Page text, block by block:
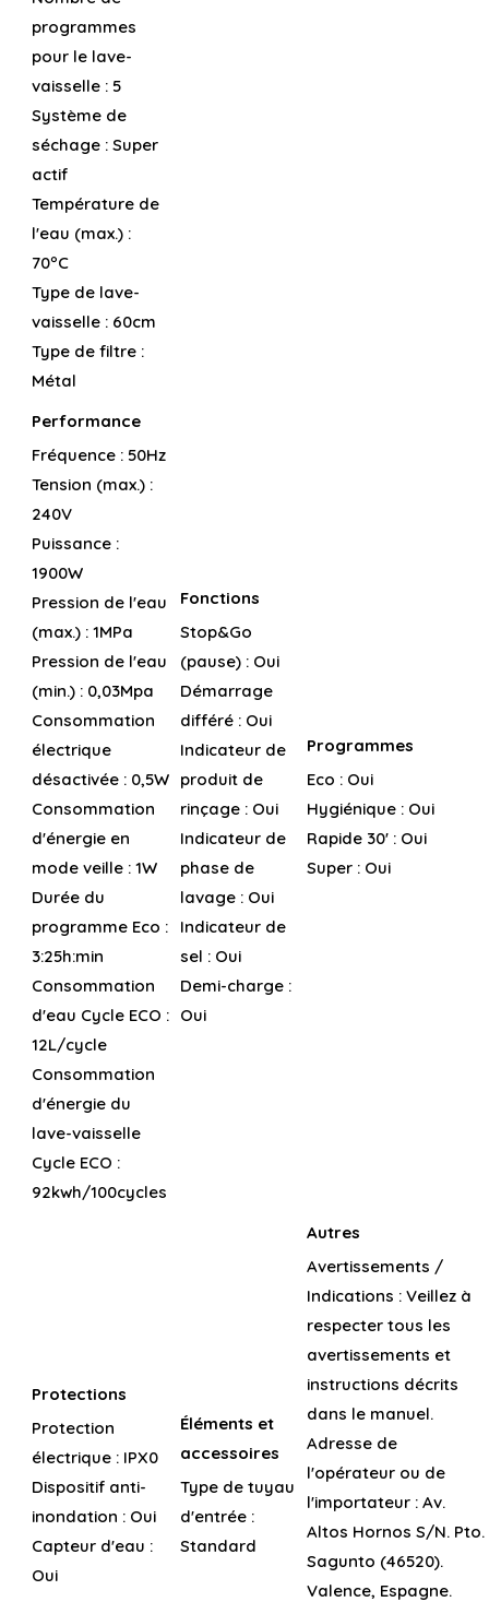
programmes
pour le lave-
vaisselle : 5
Système de
séchage : Super
actif
Température de
l'eau (max.) :
70ºC
Type de lave-
vaisselle : 60cm
Type de filtre :
Métal
Performance
Fréquence : 50Hz
Tension (max.) :
240V
Puissance :
1900W
Pression de l'eau
(max.) : 1MPa
Pression de l'eau
(min.) : 0,03Mpa
Consommation
électrique
désactivée : 0,5W
Consommation
d'énergie en
mode veille : 1W
Durée du
programme Eco :
3:25h:min
Consommation
d'eau Cycle ECO :
12L/cycle
Consommation
d'énergie du
lave-vaisselle
Cycle ECO :
92kwh/100cycles
Fonctions
Stop&Go
(pause) : Oui
Démarrage
différé : Oui
Indicateur de
produit de
rinçage : Oui
Indicateur de
phase de
lavage : Oui
Indicateur de
sel : Oui
Demi-charge :
Oui
Programmes
Eco : Oui
Hygiénique : Oui
Rapide 30' : Oui
Super : Oui
Protections
Protection
électrique : IPX0
Dispositif anti-
inondation : Oui
Capteur d'eau :
Oui
Éléments et
accessoires
Type de tuyau
d'entrée :
Standard
Autres
Avertissements /
Indications : Veillez à
respecter tous les
avertissements et
instructions décrits
dans le manuel.
Adresse de
l'opérateur ou de
l'importateur : Av.
Altos Hornos S/N. Pto.
Sagunto (46520).
Valence, Espagne.